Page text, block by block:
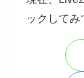
ックしてみ